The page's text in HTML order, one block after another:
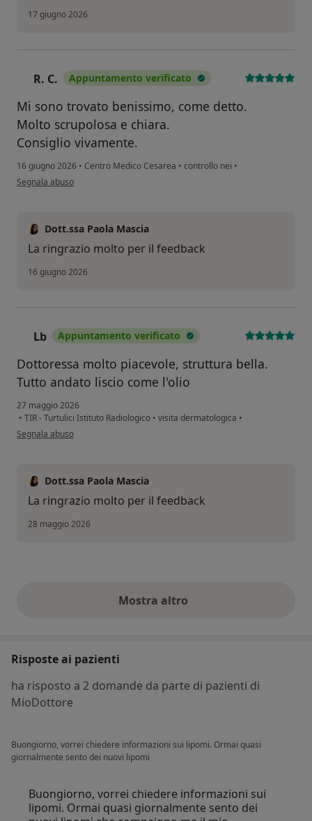
17 giugno 2026
R. C. Appuntamento verificato
Mi sono trovato benissimo, come detto.
Molto scrupolosa e chiara.
Consiglio vivamente.
16 giugno 2026 • Centro Medico Cesarea • controllo nei •
secondo l'opinione dell'utente R. C.
Segnala abuso
Dott.ssa Paola Mascia
La ringrazio molto per il feedback
16 giugno 2026
Lb Appuntamento verificato
Dottoressa molto piacevole, struttura bella.
Tutto andato liscio come l'olio
27 maggio 2026
• TIR - Turtulici Istituto Radiologico • visita dermatologica •
secondo l'opinione dell'utente Lb
Segnala abuso
Dott.ssa Paola Mascia
La ringrazio molto per il feedback
28 maggio 2026
Mostra altroopinioni di cui sopra
Risposte ai pazienti
ha risposto a 2 domande da parte di pazienti di
MioDottore
Buongiorno, vorrei chiedere informazioni sui lipomi. Ormai quasi
giornalmente sento dei nuovi lipomi
Buongiorno, vorrei chiedere informazioni sui
lipomi. Ormai quasi giornalmente sento dei